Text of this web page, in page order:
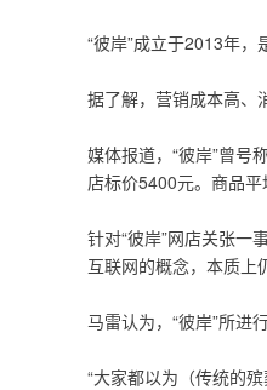
“彼岸”成立于2013年
据了解，营销成本高、
媒体报道，“彼岸”曾号
店标价5400元。商品
针对“彼岸”网店关张一
互联网的概念，本质上
马雷认为，“彼岸”所进
“大家都以为（传统的